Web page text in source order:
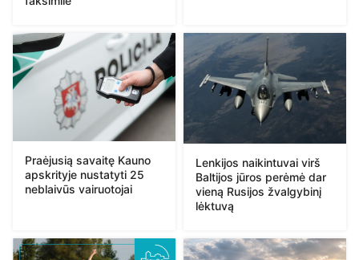
Praėjusią savaitę Kauno
apskrityje nustatyti 25
neblaivūs vairuotojai
Lenkijos naikintuvai virš
Baltijos jūros perėmė dar
vieną Rusijos žvalgybinį
lėktuvą